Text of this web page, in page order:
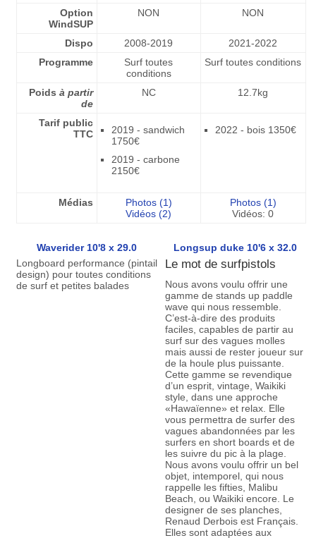
Option
WindSUP
NON NON
Dispo 2008-2019
2021-2022
Programme
Surf toutes
conditions
Surf toutes conditions
Poids à partir
de
NC 12.7kg
Tarif public
TTC
2019 - sandwich
1750€
2019 - carbone
2150€
2022 - bois 1350€
Médias
Photos (1)
Vidéos (2)
Photos (1)
Vidéos: 0
Waverider 10'8 x 29.0
Longsup duke 10'6 x 32.0
Longboard performance (pintail
design) pour toutes conditions
de surf et petites balades
Le mot de surfpistols
Nous avons voulu offrir une
gamme de stands up paddle
wave qui nous ressemble.
C’est-à-dire des produits
faciles, capables de partir au
surf sur des vagues molles
mais aussi de rester joueur sur
de la houle plus puissante.
Cette gamme se revendique
d’un esprit, vintage, Waikiki
style, dans une approche
«Hawaïenne» et relax. Elle
vous permettra de surfer des
vagues abandonnées par les
surfers en short boards et de
les suivre du pic à la plage.
Nous avons voulu offrir un bel
objet, intemporel, qui nous
rappelle les fifties, Malibu
Beach, ou Waikiki encore. Le
designer de ses planches,
Renaud Derbois est Français.
Elles sont adaptées aux